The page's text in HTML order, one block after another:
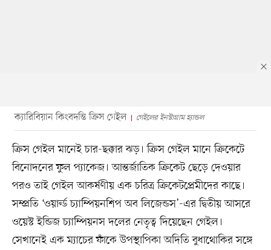
ক্যারিবিয়ান কিংবদন্তি ক্রিস গেইল গেইলের ইনস্টাগ্রাম হ্যান্ডল
ক্রিস গেইল মানেই চার-ছক্কার ঝড়। ক্রিস গেইল মানে ক্রিকেটে
বিনোদনের ফুল প্যাকেজ। আন্তর্জাতিক ক্রিকেট ছেড়ে দেওয়ার
পরও তাই গেইল আকর্ষণীয় এক চরিত্র ক্রিকেটপ্রেমীদের কাছে।
সম্প্রতি ‘ওয়ার্ল্ড চ্যাম্পিয়নশিপ অব লিজেন্ডস’-এর দ্বিতীয় আসরে
ওয়েস্ট ইন্ডিজ চ্যাম্পিয়নস দলের নেতৃত্ব দিয়েছেন গেইল।
সেখানেই এক ম্যাচের ফাঁকে উপস্থাপিকা অদিতি বুধাথোকির সঙ্গে